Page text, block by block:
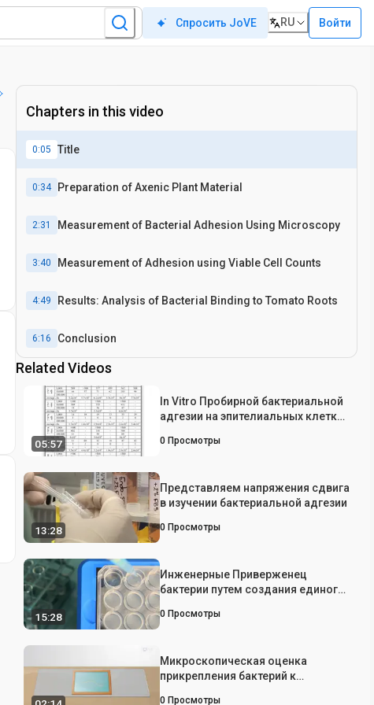
Спросить JoVE RU Войти
Chapters in this video
0:05 Title
0:34 Preparation of Axenic Plant Material
2:31 Measurement of Bacterial Adhesion Using Microscopy
3:40 Measurement of Adhesion using Viable Cell Counts
4:49 Results: Analysis of Bacterial Binding to Tomato Roots
6:16 Conclusion
Related Videos
05:57
In Vitro Пробирной бактериальной
адгезии на эпителиальных клетках
0 Просмотры
13:28
Представляем напряжения сдвига
в изучении бактериальной адгезии
0 Просмотры
15:28
Инженерные Приверженец
бактерии путем создания единого
0 Просмотры
Микроскопическая оценка
прикрепления бактерий к
0 Просмотры